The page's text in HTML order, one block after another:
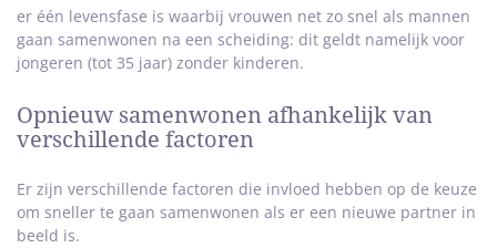
er één levensfase is waarbij vrouwen net zo snel als mannen
gaan samenwonen na een scheiding: dit geldt namelijk voor
jongeren (tot 35 jaar) zonder kinderen.
Opnieuw samenwonen afhankelijk van
verschillende factoren
Er zijn verschillende factoren die invloed hebben op de keuze
om sneller te gaan samenwonen als er een nieuwe partner in
beeld is.